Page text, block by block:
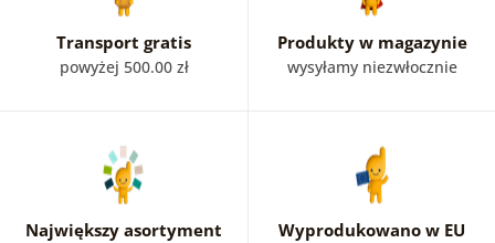
Transport gratis
powyżej 500.00 zł
Produkty w magazynie
wysyłamy niezwłocznie
Największy asortyment Wyprodukowano w EU